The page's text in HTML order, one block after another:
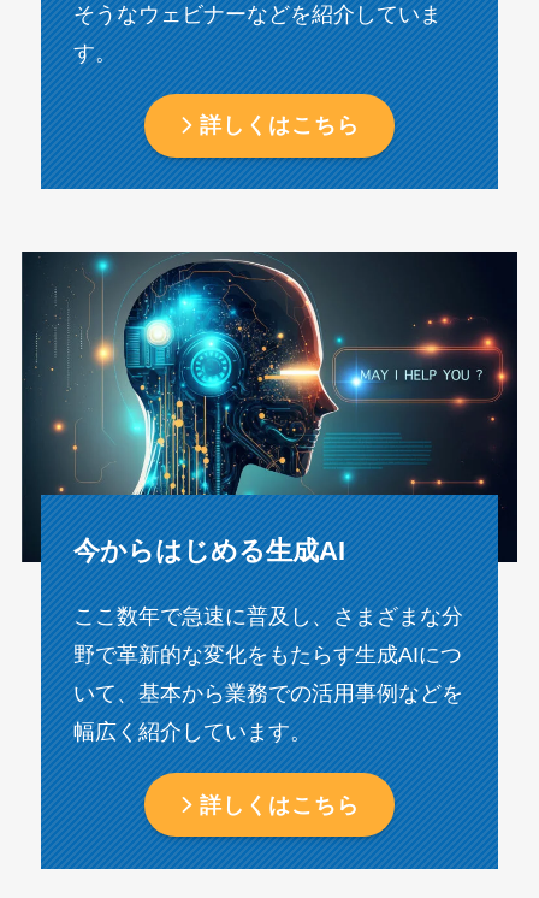
そうなウェビナーなどを紹介していま
す。
詳しくはこちら
今からはじめる生成AI
ここ数年で急速に普及し、さまざまな分
野で革新的な変化をもたらす生成AIにつ
いて、基本から業務での活用事例などを
幅広く紹介しています。
詳しくはこちら